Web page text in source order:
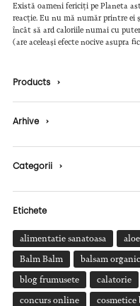
Există oameni fericiți pe Planeta
reacție. Eu nu mă număr printre ei
încât să ard caloriile numai cu
(are aceleași efecte nocive asupra
Products ›
Arhive ›
Categorii ›
Etichete
alimentatie sanatoasa
Balm Balm balsam organic
blog frumusete calatorie
concurs online cosmetice